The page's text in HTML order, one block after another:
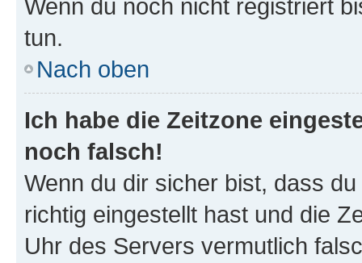
Wenn du noch nicht registriert
tun.
Nach oben
Ich habe die Zeitzone
noch falsch!
Wenn du dir sicher bist, dass
richtig eingestellt hast und die
Uhr des Servers vermutlich